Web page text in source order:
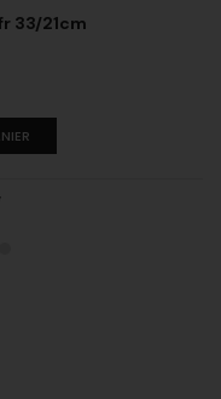
33/21cm